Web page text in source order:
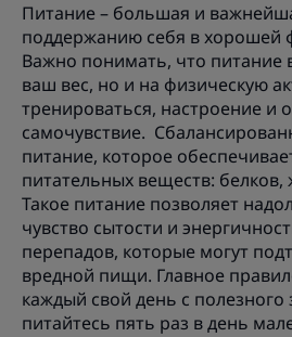
Питание – большая и
поддержанию себя в хорошей
Важно понимать, что питание
ваш вес, но и на физическую
тренироваться, настроение и
самочувствие.
питание, которое
питательных веществ: белков,
Такое питание позволяет
чувство сытости и
перепадов, которые могут
вредной пищи. Главное
каждый свой день с полезного
питайтесь пять раз в день